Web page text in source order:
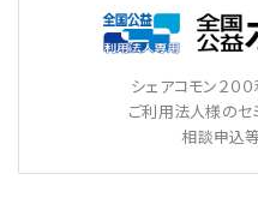
シェアコモン２０
ご利用法人様のセ
相談申込等